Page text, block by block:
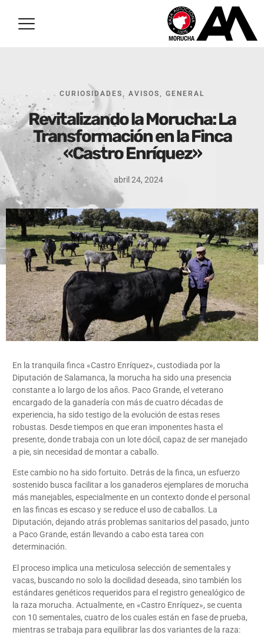
CURIOSIDADES, AVISOS, GENERAL
Revitalizando la Morucha: La
Transformación en la Finca
«Castro Enríquez»
abril 24, 2024
En la tranquila finca «Castro Enríquez», custodiada por la
Diputación de Salamanca, la morucha ha sido una presencia
constante a lo largo de los años. Paco Grande, el veterano
encargado de la ganadería con más de cuatro décadas de
experiencia, ha sido testigo de la evolución de estas reses
robustas. Desde tiempos en que eran imponentes hasta el
presente, donde trabaja con un lote dócil, capaz de ser manejado
a pie, sin necesidad de montar a caballo.
Este cambio no ha sido fortuito. Detrás de la finca, un esfuerzo
sostenido busca facilitar a los ganaderos ejemplares de morucha
más manejables, especialmente en un contexto donde el personal
en las fincas es escaso y se reduce el uso de caballos. La
Diputación, dejando atrás problemas sanitarios del pasado, junto
a Paco Grande, están llevando a cabo esta tarea con
determinación.
El proceso implica una meticulosa selección de sementales y
vacas, buscando no solo la docilidad deseada, sino también los
estándares genéticos requeridos para el registro genealógico de
la raza morucha. Actualmente, en «Castro Enríquez», se cuenta
con 10 sementales, cuatro de los cuales están en fase de prueba,
mientras se trabaja para equilibrar las dos variantes de la raza: